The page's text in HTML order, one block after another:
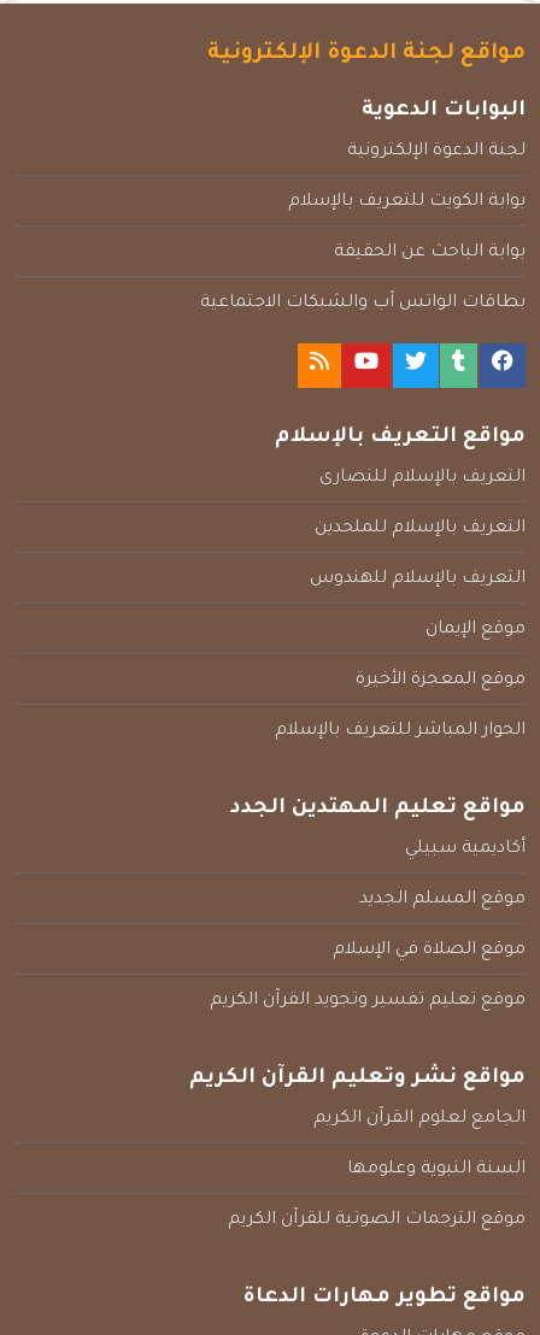
مواقع لجنة الدعوة الإلكترونية
البوابات الدعوية
لجنة الدعوة الإلكترونية
بوابة الكويت للتعريف بالإسلام
بوابة الباحث عن الحقيقة
بطاقات الواتس آب والشبكات الاجتماعية
مواقع التعريف بالإسلام
التعريف بالإسلام للنصارى
التعريف بالإسلام للملحدين
التعريف بالإسلام للهندوس
موقع الإيمان
موقع المعجزة الأخيرة
الحوار المباشر للتعريف بالإسلام
مواقع تعليم المهتدين الجدد
أكاديمية سبيلي
موقع المسلم الجديد
موقع الصلاة في الإسلام
موقع تعليم تفسير وتجويد القرآن الكريم
مواقع نشر وتعليم القرآن الكريم
الجامع لعلوم القرآن الكريم
السنة النبوية وعلومها
موقع الترجمات الصوتية للقرآن الكريم
مواقع تطوير مهارات الدعاة